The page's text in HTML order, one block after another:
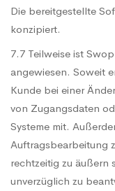
Die bereitgestellte
konzipiert.
7.7 Teilweise ist
angewiesen. Soweit
Kunde bei einer
von Zugangsdaten
Systeme mit.
Auftragsbearbeitung
rechtzeitig zu äußern
unverzüglich zu